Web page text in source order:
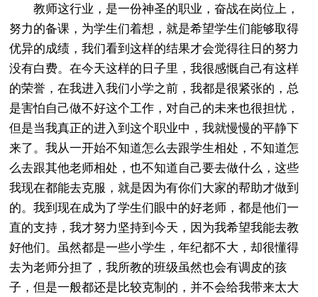
教师这行业，是一份神圣的职业，奋战在岗位上，
努力的备课，为学生们着想，就是希望学生们能够取得
优异的成绩，我们看到这样的结果才会觉得往日的努力
没有白费。在今天这样的日子里，我很感慨自己有这样
的荣誉，在我进入我们小学之前，我都是很紧张的，总
是害怕自己做不好这个工作，对自己的未来也很担忧，
但是当我真正的进入到这个职业中，我就慢慢的平静下
来了。我从一开始不知道怎么去跟学生相处，不知道怎
么去跟其他老师相处，也不知道自己要去做什么，这些
我现在都能去克服，就是因为有你们大家的帮助才做到
的。我到现在成为了学生们眼中的好老师，都是他们一
直的支持，我才努力坚持到今天，因为我希望我能去教
好他们。虽然都是一些小学生，年纪都不大，却很懂得
去为老师分担了，我所教的班级虽然也会有调皮的孩
子，但是一般都还是比较克制的，并不会给我带来太大